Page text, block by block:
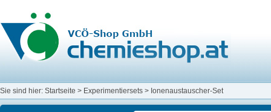
Sie sind hier: Startseite > Experimentiersets > Ionenaustauscher-Set